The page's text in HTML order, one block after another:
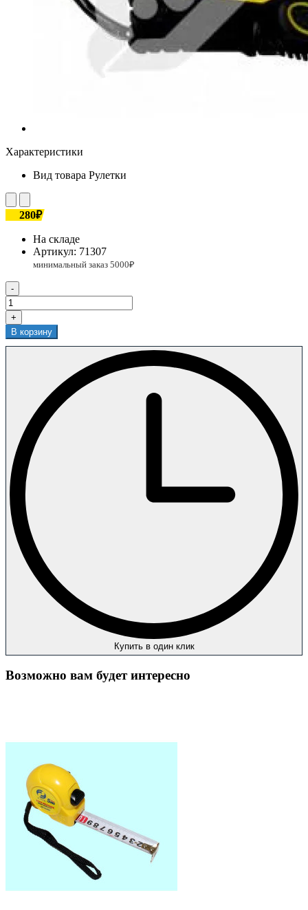
Характеристики
Вид товара Рулетки
280₽
На складе
Артикул: 71307
-
+
В корзину
Купить в один клик
Возможно вам будет интересно